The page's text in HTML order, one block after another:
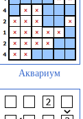
Аквариум